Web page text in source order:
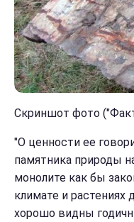
Скриншот фото
"О ценности ее
памятника природы
монолите как бы
климате и
хорошо видны